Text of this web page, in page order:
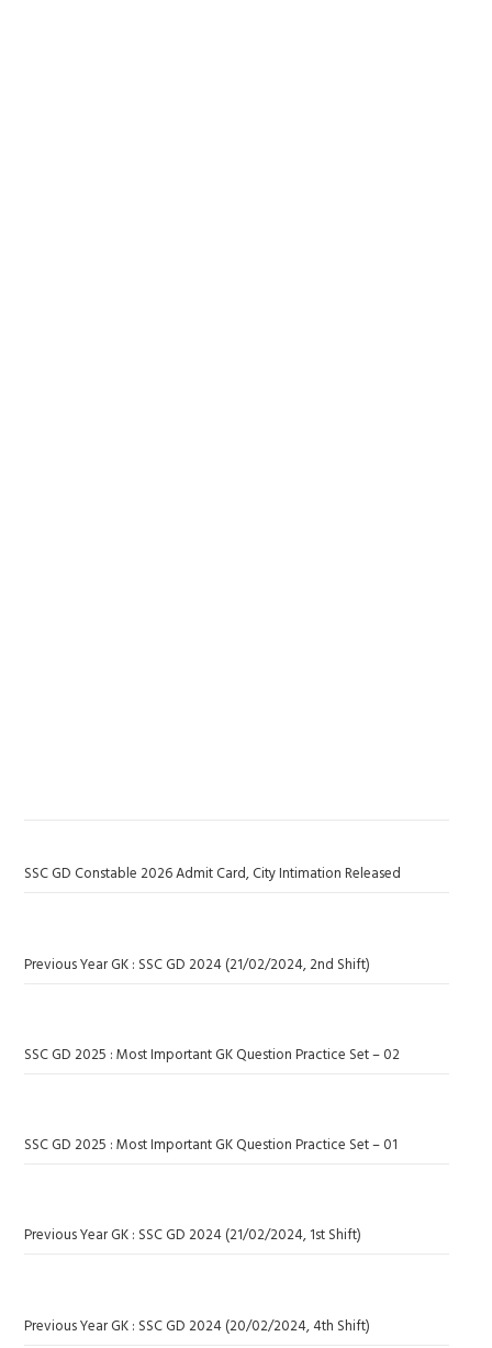
SSC GD Constable 2026 Admit Card, City Intimation Released
Previous Year GK : SSC GD 2024 (21/02/2024, 2nd Shift)
SSC GD 2025 : Most Important GK Question Practice Set – 02
SSC GD 2025 : Most Important GK Question Practice Set – 01
Previous Year GK : SSC GD 2024 (21/02/2024, 1st Shift)
Previous Year GK : SSC GD 2024 (20/02/2024, 4th Shift)